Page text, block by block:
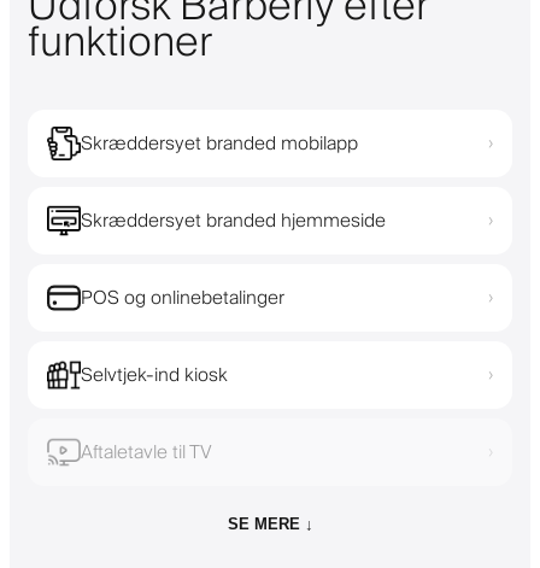
funktioner
Skræddersyet branded mobilapp ›
Skræddersyet branded hjemmeside ›
POS og onlinebetalinger ›
Selvtjek-ind kiosk ›
Aftaletavle til TV ›
SE MERE ↓